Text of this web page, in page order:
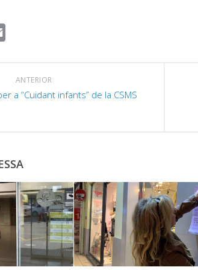
ANTERIOR
a “Cuidant infants” de la CSMS